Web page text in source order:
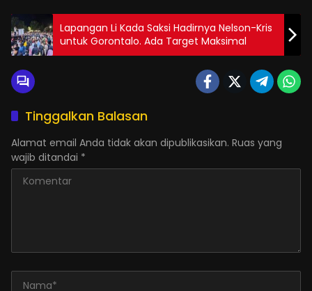
Lapangan Li Kada Saksi Hadirnya Nelson-Kris
untuk Gorontalo. Ada Target Maksimal
Tinggalkan Balasan
Alamat email Anda tidak akan dipublikasikan. Ruas yang
wajib ditandai *